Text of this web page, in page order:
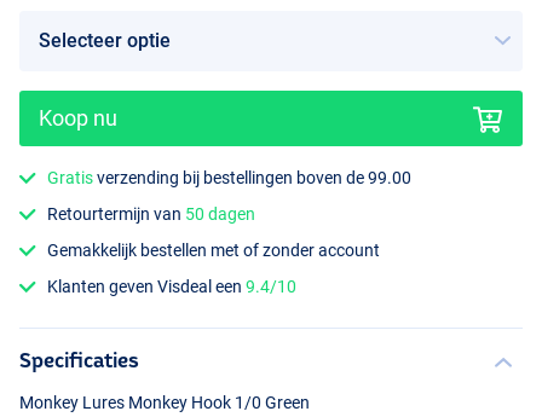
Koop nu
Gratisverzending bij bestellingen boven de 99.00
Retourtermijn van 50 dagen
Gemakkelijk bestellen met of zonder account
Klanten geven Visdeal een9.4/10
Specificaties
Monkey Lures Monkey Hook 1/0 Green